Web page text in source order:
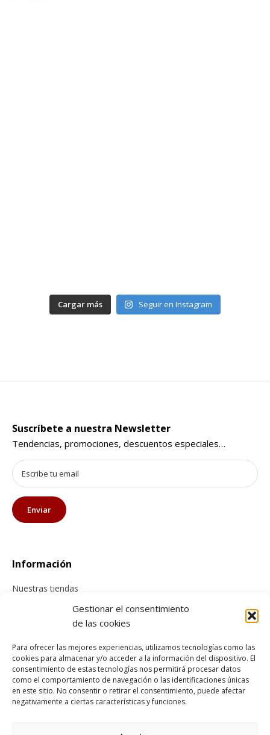
Gestionar el consentimiento
de las cookies
Para ofrecer las mejores experiencias, utilizamos tecnologías como las
cookies para almacenar y/o acceder a la información del dispositivo. El
consentimiento de estas tecnologías nos permitirá procesar datos
como el comportamiento de navegación o las identificaciones únicas
en este sitio. No consentir o retirar el consentimiento, puede afectar
negativamente a ciertas características y funciones.
Cargar más Seguir en Instagram
Suscríbete a nuestra Newsletter
Tendencias, promociones, descuentos especiales…
Información
Nuestras tiendas
Tienda online
Información sobre envíos
Cancelación y devolución
Pago seguro
Condiciones generales de compra